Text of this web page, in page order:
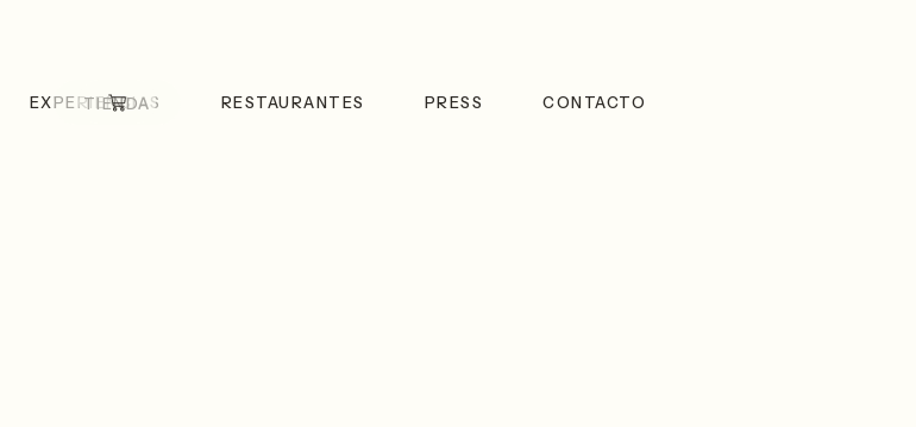
EXPERIENCIAS RESTAURANTES PRESS CONTACTO
TIENDA